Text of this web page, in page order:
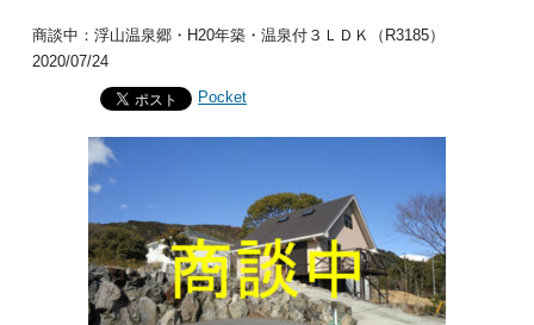
商談中：浮山温泉郷・H20年築・温泉付３ＬＤＫ（R3185）
2020/07/24
Pocket